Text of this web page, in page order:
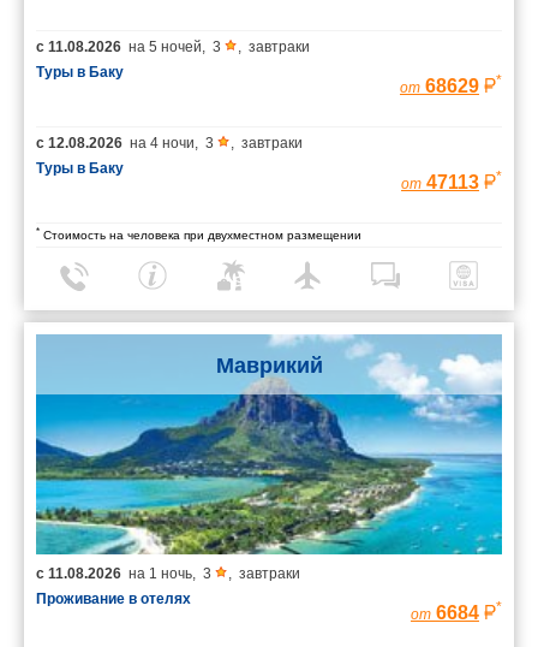
с 11.08.2026 на 5 ночей 3
завтраки
Туры в Баку
от 68629 *
с 12.08.2026 на 4 ночи 3
завтраки
Туры в Баку
от 47113 *
* Стоимость на человека при двухместном размещении
Маврикий
с 11.08.2026 на 1 ночь, 3 , завтраки
Проживание в отелях
от 6684 *